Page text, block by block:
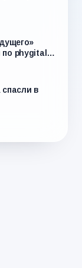
по phygital-
спасли в